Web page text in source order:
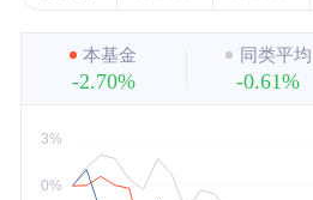
本基金
-2.70%
同类平均
-0.61%